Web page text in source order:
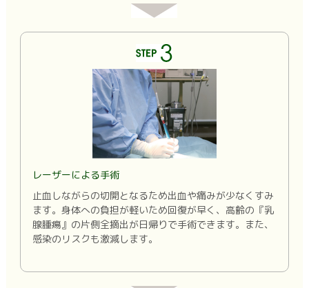
レーザーによる手術
止血しながらの切開となるため出血や痛みが少なくすみ
ます。身体への負担が軽いため回復が早く、高齢の『乳
腺腫瘍』の片側全摘出が日帰りで手術できます。また、
感染のリスクも激減します。